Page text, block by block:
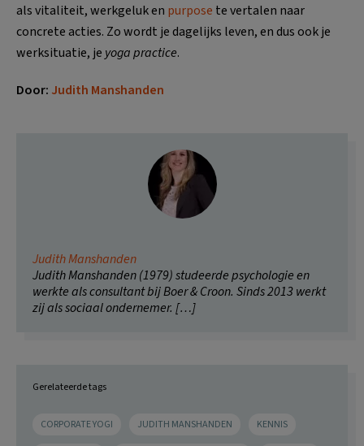
als vitali­teit, werkgeluk en purpose te vertalen naar
concrete acties. Zo wordt je dagelijks leven, en dus ook je
werksituatie, je yoga practice.
Door: Judith Manshanden
Judith Manshanden
Judith Manshanden (1979) studeerde psychologie en
werkte als consultant bij Boer & Croon. Sinds 2013 werkt
zij als sociaal ondernemer. […]
Gerelateerde tags
CORPORATE YOGI JUDITH MANSHANDEN KENNIS